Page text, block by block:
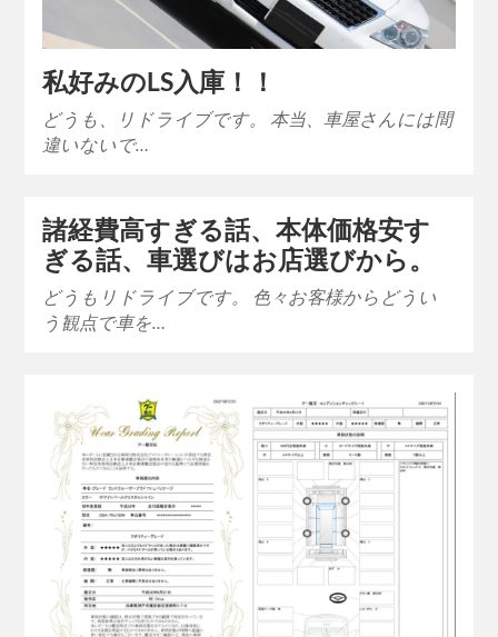
私好みのLS入庫！！
どうも、リドライブです。 本当、車屋さんには間
違いないで…
諸経費高すぎる話、本体価格安す
ぎる話、車選びはお店選びから。
どうもリドライブです。 色々お客様からどうい
う観点で車を…